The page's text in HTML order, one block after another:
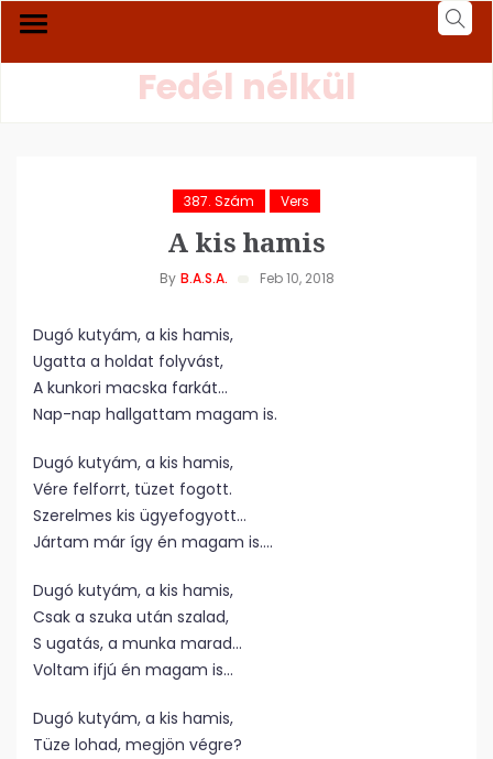
Fedél nélkül
387. Szám Vers
A kis hamis
By B.A.S.A. Feb 10, 2018
Dugó kutyám, a kis hamis,
Ugatta a holdat folyvást,
A kunkori macska farkát…
Nap-nap hallgattam magam is.
Dugó kutyám, a kis hamis,
Vére felforrt, tüzet fogott.
Szerelmes kis ügyefogyott…
Jártam már így én magam is….
Dugó kutyám, a kis hamis,
Csak a szuka után szalad,
S ugatás, a munka marad…
Voltam ifjú én magam is…
Dugó kutyám, a kis hamis,
Tüze lohad, megjön végre?